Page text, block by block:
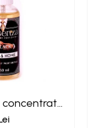
concentrat